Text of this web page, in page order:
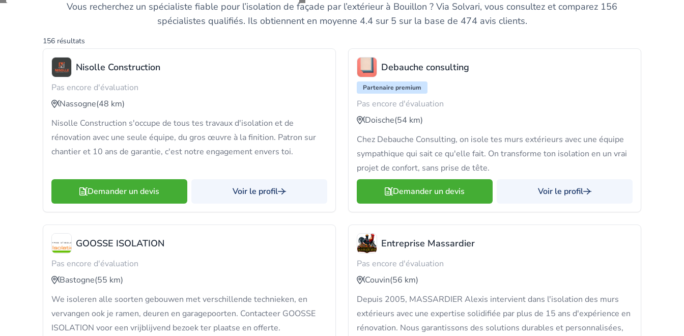
Vous recherchez un spécialiste fiable pour l’isolation de façade par l’extérieur à Bouillon ? Via Solvari, vous consultez et comparez 156
spécialistes qualifiés. Ils obtiennent en moyenne 4.4 sur 5 sur la base de 474 avis clients.
156 résultats
Nisolle Construction
Pas encore d'évaluation
Nassogne(48 km)
Nisolle Construction s'occupe de tous tes travaux d'isolation et de
rénovation avec une seule équipe, du gros œuvre à la finition. Patron sur
chantier et 10 ans de garantie, c'est notre engagement envers toi.
Demander un devis Voir le profil
Debauche consulting
Partenaire premium
Pas encore d'évaluation
Doische(54 km)
Chez Debauche Consulting, on isole tes murs extérieurs avec une équipe
sympathique qui sait ce qu'elle fait. On transforme ton isolation en un vrai
projet de confort, sans prise de tête.
Demander un devis Voir le profil
GOOSSE ISOLATION
Pas encore d'évaluation
Bastogne(55 km)
We isoleren alle soorten gebouwen met verschillende technieken, en
vervangen ook je ramen, deuren en garagepoorten. Contacteer GOOSSE
ISOLATION voor een vrijblijvend bezoek ter plaatse en offerte.
Entreprise Massardier
Pas encore d'évaluation
Couvin(56 km)
Depuis 2005, MASSARDIER Alexis intervient dans l'isolation des murs
extérieurs avec une expertise solidifiée par plus de 15 ans d'expérience en
rénovation. Nous garantissons des solutions durables et personnalisées,